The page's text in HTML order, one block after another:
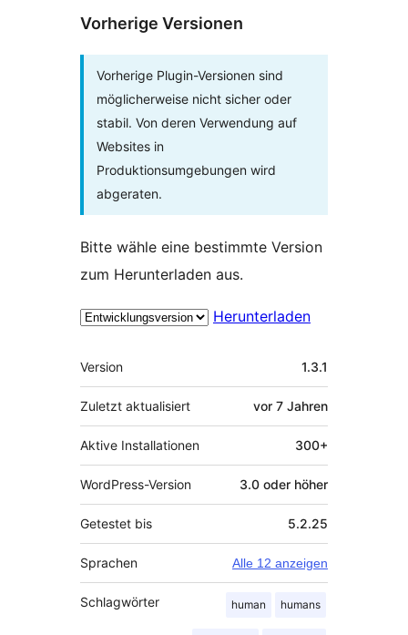
Vorherige Versionen
Vorherige Plugin-Versionen sind
möglicherweise nicht sicher oder
stabil. Von deren Verwendung auf
Websites in
Produktionsumgebungen wird
abgeraten.
Bitte wähle eine bestimmte Version
zum Herunterladen aus.
Herunterladen
Meta
Version 1.3.1
Zuletzt aktualisiert vor 7 Jahren
Aktive Installationen 300+
WordPress-Version 3.0 oder höher
Getestet bis 5.2.25
Sprachen Alle 12 anzeigen
Schlagwörter human humans